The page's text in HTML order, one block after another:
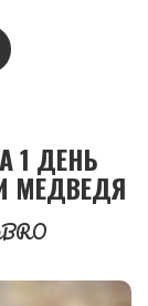
1 ДЕНЬ
МЕДВЕДЯ